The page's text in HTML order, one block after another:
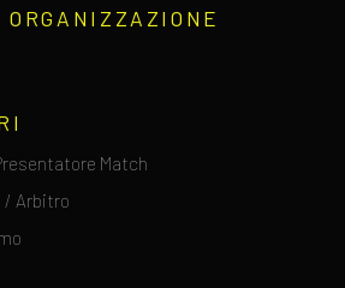
Match
/ Arbitro